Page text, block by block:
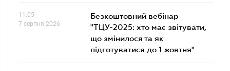
11.05
7 серпня 2026
Безкоштовний вебінар
"ТЦУ-2025: хто має звітувати,
що змінилося та як
підготуватися до 1 жовтня"